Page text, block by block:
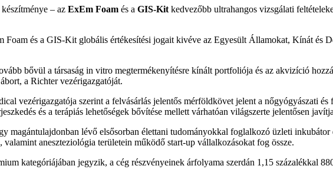
– az ExEm Foam és a GIS-Kit kedvezőbb ultrahangos vizsgálati
és a GIS-Kit globális értékesítési jogait kivéve az Egyesült Államokat, Kínát és
bővül a társaság in vitro megtermékenyítésre kínált portfoliója és az akvizíció
a Richter vezérigazgatóját.
vezérigazgatója szerint a felvásárlás jelentős mérföldkövet jelent a nőgyógyászati
és a terápiás lehetőségek bővítése mellett várhatóan világszerte jelentősen
magántulajdonban lévő elsősorban élettani tudományokkal foglalkozó üzleti
aneszteziológia területein működő start-up vállalkozásokat fog össze.
kategóriájában jegyzik, a cég részvényeinek árfolyama szerdán 1,15 százalékkal